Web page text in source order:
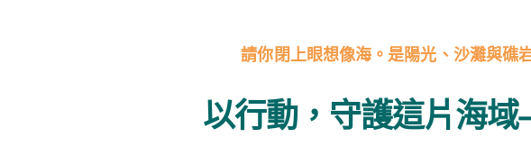
請你閉上眼想像海。 是陽光、沙灘與礁
以行動，守護這片海